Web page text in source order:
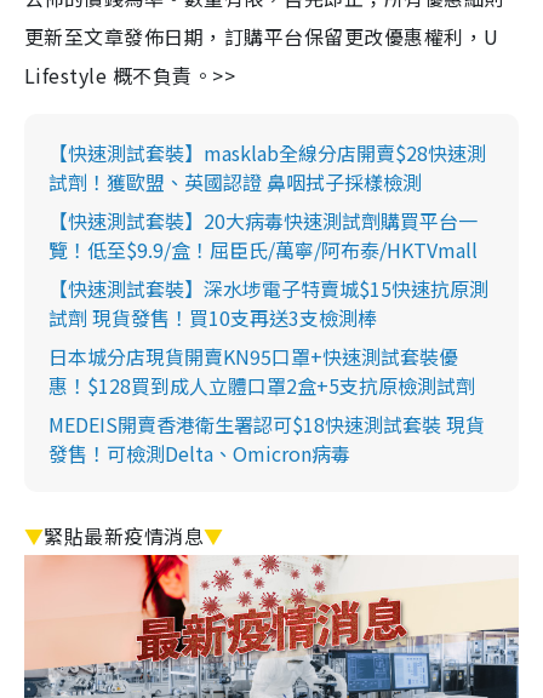
更新至文章發佈日期，訂購平台保留更改優惠權利，U
Lifestyle 概不負責。>>
【快速測試套裝】masklab全線分店開賣$28快速測
試劑！獲歐盟、英國認證 鼻咽拭子採樣檢測
【快速測試套裝】20大病毒快速測試劑購買平台一
覽！低至$9.9/盒！屈臣氏/萬寧/阿布泰/HKTVmall
【快速測試套裝】深水埗電子特賣城$15快速抗原測
試劑 現貨發售！買10支再送3支檢測棒
日本城分店現貨開賣KN95口罩+快速測試套裝優
惠！$128買到成人立體口罩2盒+5支抗原檢測試劑
MEDEIS開賣香港衛生署認可$18快速測試套裝 現貨
發售！可檢測Delta、Omicron病毒
▼緊貼最新疫情消息▼